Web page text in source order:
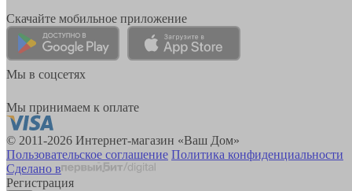
Скачайте мобильное приложение
Мы в соцсетях
Мы принимаем к оплате
© 2011-2026 Интернет-магазин «Ваш Дом»
Пользовательское соглашение Политика конфиденциальности
Сделано в
Регистрация